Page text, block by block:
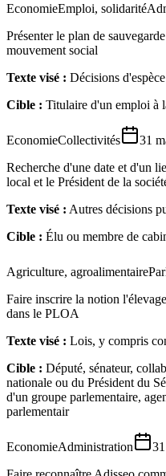
EconomieEmploi, solidarité
Présenter le plan de
mouvement social
Texte visé : Décisions d'espèce
Cible : Titulaire d'un emploi à
EconomieCollectivités
31
Recherche d'une date et d'un
local et le Président de la
Texte visé : Autres décisions
Cible : Élu ou membre de
Agriculture, agroalimentaire
Faire inscrire la notion
dans le PLOA
Texte visé : Lois, y compris
Cible : Député, sénateur,
nationale ou du Président du
d'un groupe parlementaire,
parlementair
EconomieAdministration